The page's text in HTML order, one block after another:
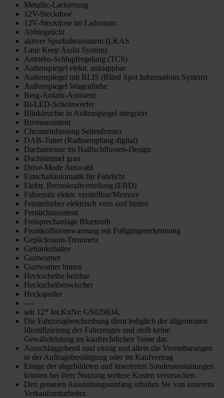
Metallic-Lackierung
12V-Steckdose
12V-Steckdose im Laderaum
Abbiegelicht
aktiver Spurhalteassistent (LKAS
Lane Keep Assist System)
Antriebs-Schlupfregelung (TCS)
Außenspiegel elektr. anklappbar
Außenspiegel mit BLIS (Blind Spot Informations System)
Außenspiegel Wagenfarbe
Berg-Anfahr-Assistent
Bi-LED-Scheinwerfer
Blinkleuchte in Außenspiegel integriert
Bremsassistent
Chromeinfassung Seitenfenster
DAB-Tuner (Radioempfang digital)
Dachantenne im Haifischflossen-Design
Dachhimmel grau
Drive-Mode Auswahl
Einschaltautomatik für Fahrlicht
Elektr. Bremskraftverteilung (EBD)
Fahrersitz elektr. verstellbar/Memory
Fensterheber elektrisch vorn und hinten
Fernlichtassistent
Freisprechanlage Bluetooth
Frontkollisionswarnung mit Fußgängererkennung
Gepäckraum-Trennnetz
Getränkehalter
Gurtwarner
Gurtwarner hinten
Heckscheibe heizbar
Heckscheibenwischer
Heckspoiler
----
seit 12* Int.KnNr: GS029634,
Die Fahrzeugbeschreibung dient lediglich der allgemeinen
Identifizierung des Fahrzeuges und stellt keine
Gewährleistung im kaufrechtlichen Sinne dar.
Ausschlaggebend sind einzig und allein die Vereinbarungen
in der Auftragsbestätigung oder im Kaufvertrag
Einige der abgebildeten und inserierten Sonderausstattungen
können bei ihrer Nutzung weitere Kosten verursachen.
Den genauen Ausstattungsumfang erhalten Sie von unserem
Verkaufsmitarbeiter.